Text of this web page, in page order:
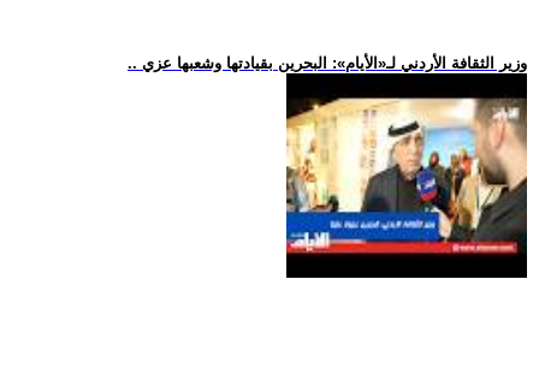
.. وزير الثقافة الأردني لـ«الأيام»: البحرين بقيادتها وشعبها عزي